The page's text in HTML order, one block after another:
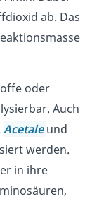
ab. Das
oder
Auch
Acetaleund
werden.
in ihre